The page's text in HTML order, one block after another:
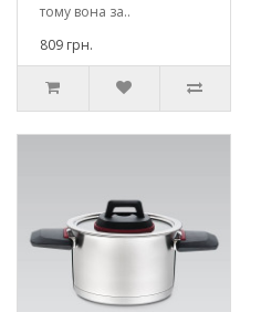
тому вона за..
809 грн.